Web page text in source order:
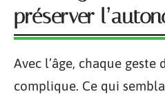
préserver
Avec l’âge, chaque
complique. Ce qui